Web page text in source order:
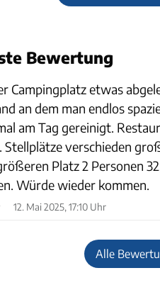
Bewertung
Campingplatz etwas
an dem man endlos
am Tag gereinigt.
Stellplätze verschieden
Platz 2 Personen
Würde wieder kommen.
12. Mai 2025, 17:10 Uhr
Alle